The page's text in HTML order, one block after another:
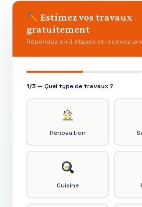
Estimez vos travaux
gratuitement
Répondez en 3 étapes et recevez
1/3 — Quel type de travaux ?
Rénovation
Cuisine